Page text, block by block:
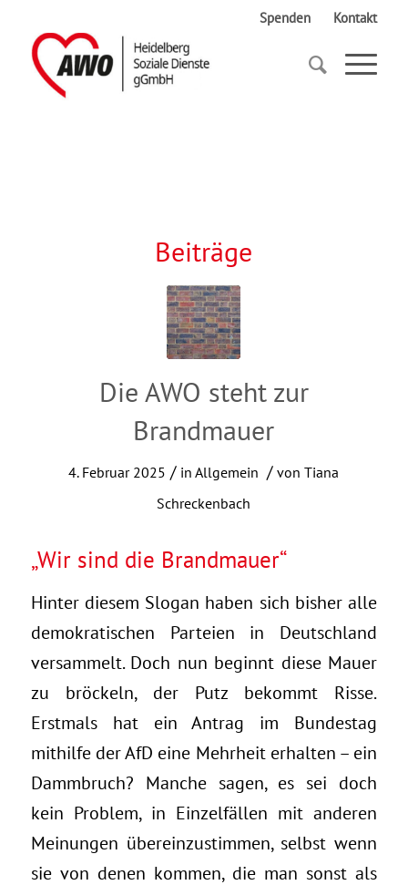
Spenden Kontakt
Startseite Menschenrechte
Beiträge
Die AWO steht zur
Brandmauer
4. Februar 2025 / inAllgemein / vonTiana
Schreckenbach
„Wir sind die Brandmauer“
Hinter diesem Slogan haben sich bisher alle
demokratischen Parteien in Deutschland
versammelt. Doch nun beginnt diese Mauer
zu bröckeln, der Putz bekommt Risse.
Erstmals hat ein Antrag im Bundestag
mithilfe der AfD eine Mehrheit erhalten – ein
Dammbruch? Manche sagen, es sei doch
kein Problem, in Einzelfällen mit anderen
Meinungen übereinzustimmen, selbst wenn
sie von denen kommen, die man sonst als